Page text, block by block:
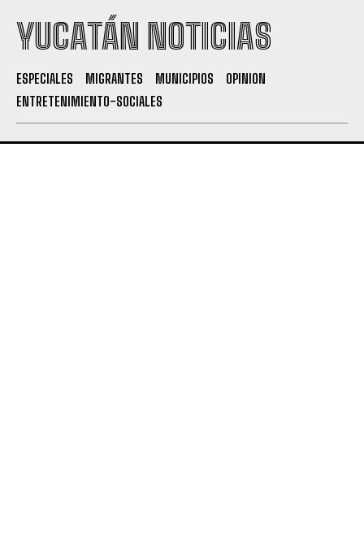
YUCATÁN NOTICIAS
ESPECIALES MIGRANTES MUNICIPIOS
OPINION
ENTRETENIMIENTO-SOCIALES